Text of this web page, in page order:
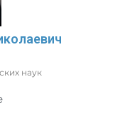
наук